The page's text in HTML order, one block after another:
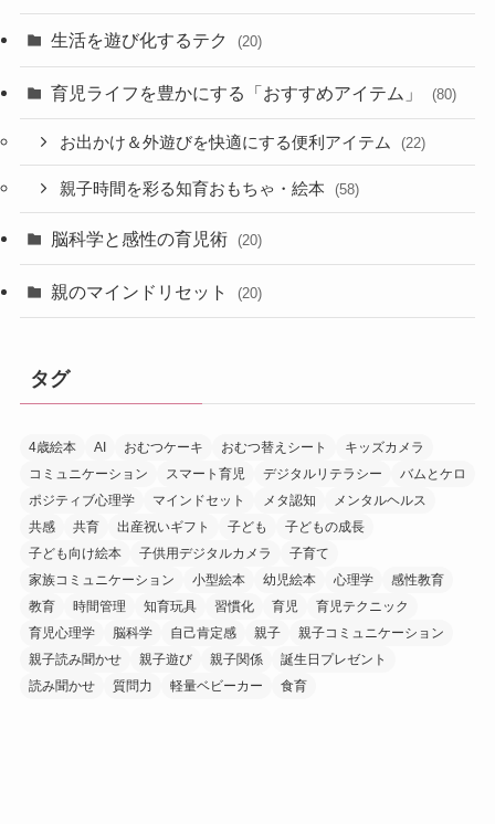
生活を遊び化するテク (20)
育児ライフを豊かにする「おすすめアイテム」 (80)
お出かけ＆外遊びを快適にする便利アイテム (22)
親子時間を彩る知育おもちゃ・絵本 (58)
脳科学と感性の育児術 (20)
親のマインドリセット (20)
タグ
4歳絵本 AI おむつケーキ おむつ替えシート
キッズカメラ
コミュニケーション
スマート育児 デジタルリテラシー
バムとケロ
ポジティブ心理学
マインドセット メタ認知
メンタルヘルス
共感
共育 出産祝いギフト 子ども
子どもの成長
子ども向け絵本
子供用デジタルカメラ
子育て
家族コミュニケーション
小型絵本 幼児絵本 心理学
感性教育
教育
時間管理 知育玩具 習慣化 育児
育児テクニック
育児心理学
脳科学 自己肯定感 親子
親子コミュニケーション
親子読み聞かせ
親子遊び 親子関係
誕生日プレゼント
読み聞かせ
質問力 軽量ベビーカー 食育